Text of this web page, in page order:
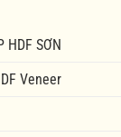
HDF SƠN
Veneer